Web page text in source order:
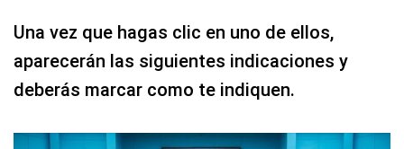
Una vez que hagas clic en uno de ellos,
aparecerán las siguientes indicaciones y
deberás marcar como te indiquen.